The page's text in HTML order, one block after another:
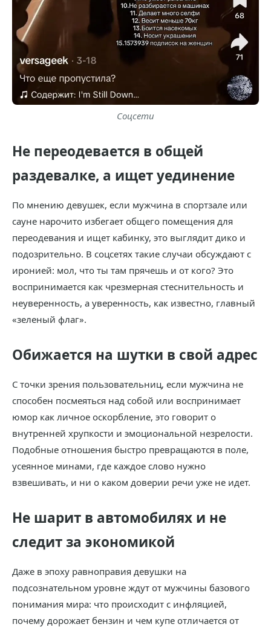
Соцсети
Не переодевается в общей
раздевалке, а ищет уединение
По мнению девушек, если мужчина в спортзале или
сауне нарочито избегает общего помещения для
переодевания и ищет кабинку, это выглядит дико и
подозрительно. В соцсетях такие случаи обсуждают с
иронией: мол, что ты там прячешь и от кого? Это
воспринимается как чрезмерная стеснительность и
неуверенность, а уверенность, как известно, главный
«зеленый флаг».
Обижается на шутки в свой адрес
С точки зрения пользовательниц, если мужчина не
способен посмеяться над собой или воспринимает
юмор как личное оскорбление, это говорит о
внутренней хрупкости и эмоциональной незрелости.
Подобные отношения быстро превращаются в поле,
усеянное минами, где каждое слово нужно
взвешивать, и ни о каком доверии речи уже не идет.
Не шарит в автомобилях и не
следит за экономикой
Даже в эпоху равноправия девушки на
подсознательном уровне ждут от мужчины базового
понимания мира: что происходит с инфляцией,
почему дорожает бензин и чем купе отличается от